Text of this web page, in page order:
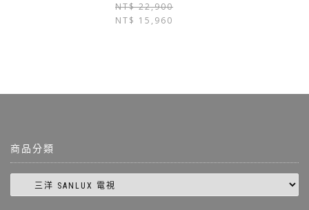
NT$22,900
NT$ 15,960
商品分類